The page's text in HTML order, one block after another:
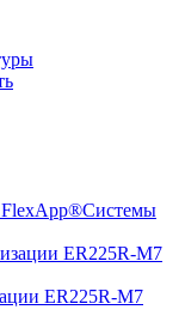
Системы
ER225R-M7